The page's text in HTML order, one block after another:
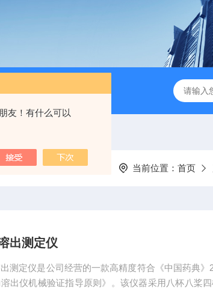
友！有什么可以
CS-300轨道式
当前位置： 首页
出测定仪
测定仪是公司经营的一款高精度符合《中国药典
溶出仪机械验证指导原则》。该仪器采用八杯八桨